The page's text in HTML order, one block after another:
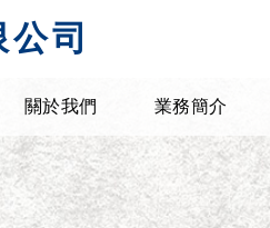
司
關於我們 業務簡介